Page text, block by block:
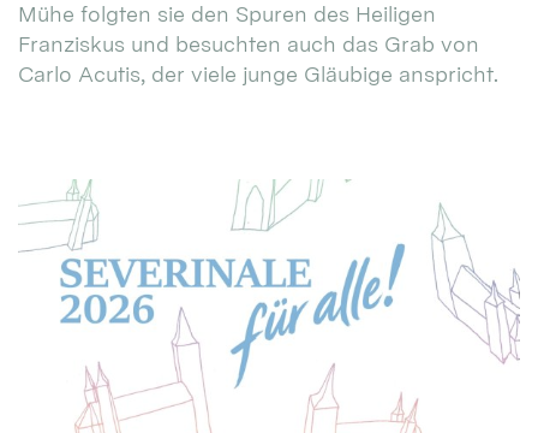
Mühe folgten sie den Spuren des Heiligen
Franziskus und besuchten auch das Grab von
Carlo Acutis, der viele junge Gläubige anspricht.